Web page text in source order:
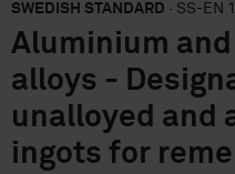
SWEDISH STANDARD · SS-EN
Aluminium
alloys -
unalloyed and
ingots for